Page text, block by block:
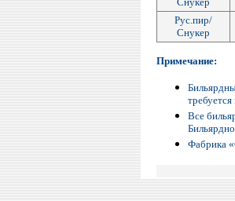
Рус.пир/
Снукер
Примечание:
Все
Фабрика